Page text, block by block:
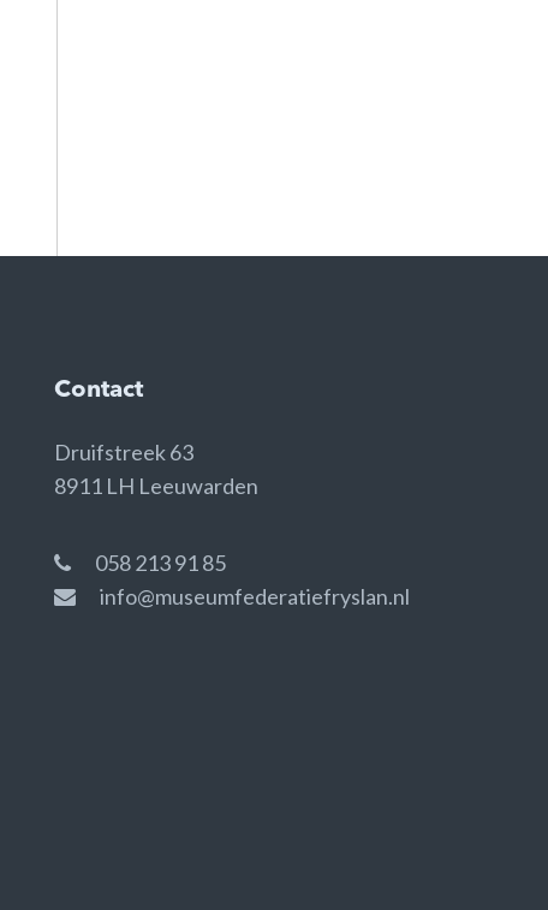
Contact
Druifstreek 63
8911 LH Leeuwarden
058 213 91 85
info@museumfederatiefryslan.nl